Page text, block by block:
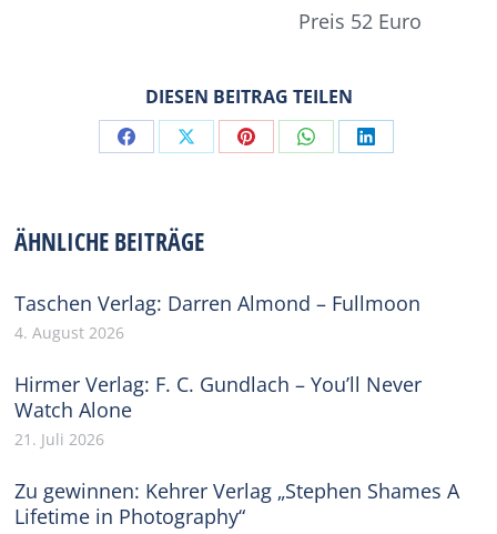
Preis 52 Euro
DIESEN BEITRAG TEILEN
Share Share Share Share Share
ÄHNLICHE BEITRÄGE
Taschen Verlag: Darren Almond – Fullmoon
4. August 2026
Hirmer Verlag: F. C. Gundlach – You’ll Never
Watch Alone
21. Juli 2026
Zu gewinnen: Kehrer Verlag „Stephen Shames A
Lifetime in Photography“